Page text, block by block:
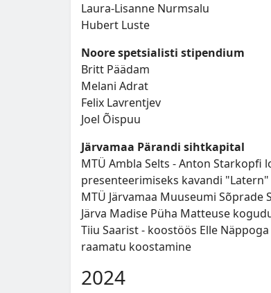
Laura-Lisanne Nurmsalu
Hubert Luste
Noore spetsialisti stipendium
Britt Päädam
Melani Adrat
Felix Lavrentjev
Joel Õispuu
Järvamaa Pärandi sihtkapital
MTÜ Ambla Selts - Anton
presenteerimiseks kavandi
MTÜ Järvamaa Muuseumi
Järva Madise Püha Matteuse
Tiiu Saarist - koostöös Elle
raamatu koostamine
2024